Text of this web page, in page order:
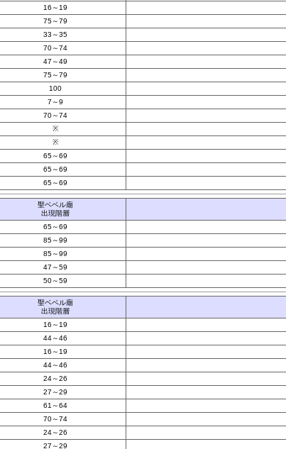
16～19
75～79
33～35
70～74
47～49
75～79
100
7～9
70～74
※
※
65～69
65～69
65～69
聖ベベル廟
出現階層
65～69
85～99
85～99
47～59
50～59
聖ベベル廟
出現階層
16～19
44～46
16～19
44～46
24～26
27～29
61～64
70～74
24～26
27～29